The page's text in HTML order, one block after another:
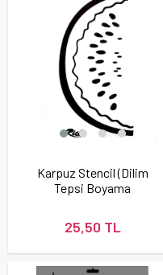
Karpuz Stencil (Dilim
Tepsi Boyama
25,50 TL